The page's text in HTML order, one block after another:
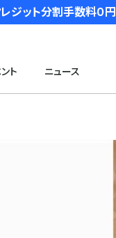
ジット分割手数料０円
ト ニュース